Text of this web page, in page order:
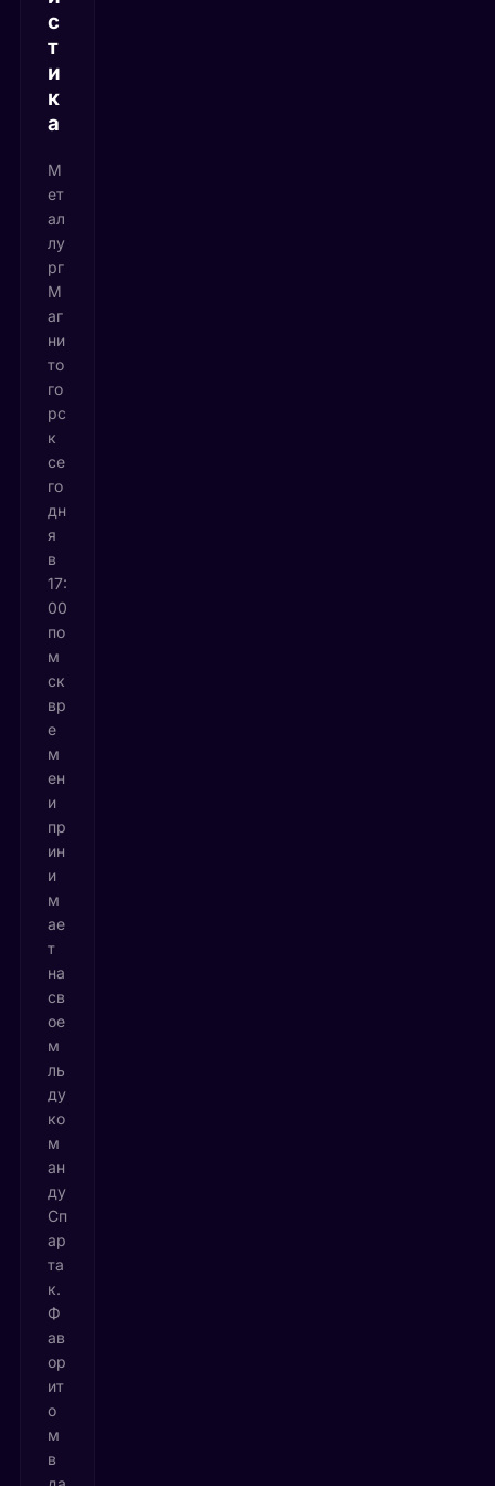
с
т
и
к
а
М
ет
ал
лу
рг
М
аг
ни
то
го
рс
к
се
го
дн
я
в
17:
00
по
м
ск
вр
е
м
ен
и
пр
ин
и
м
ае
т
на
св
ое
м
ль
ду
ко
м
ан
ду
Сп
ар
та
к.
Ф
ав
ор
ит
о
м
в